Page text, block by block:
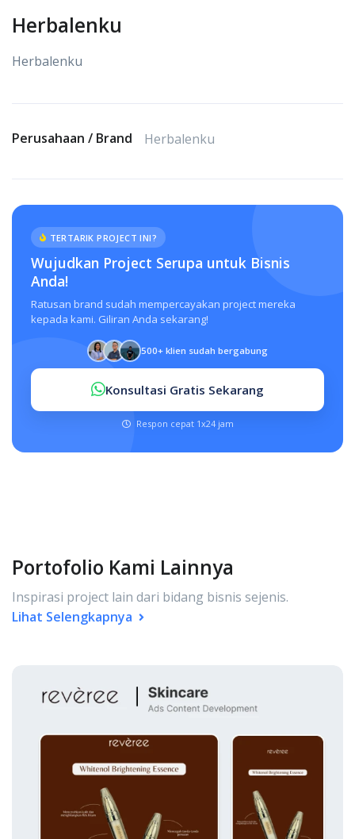
Herbalenku
Herbalenku
Perusahaan / Brand Herbalenku
TERTARIK PROJECT INI?
Wujudkan Project Serupa untuk Bisnis
Anda!
Ratusan brand sudah mempercayakan project mereka
kepada kami. Giliran Anda sekarang!
500+ klien sudah bergabung
Konsultasi Gratis Sekarang
Respon cepat 1x24 jam
Portofolio Kami Lainnya
Inspirasi project lain dari bidang bisnis sejenis.
Lihat Selengkapnya